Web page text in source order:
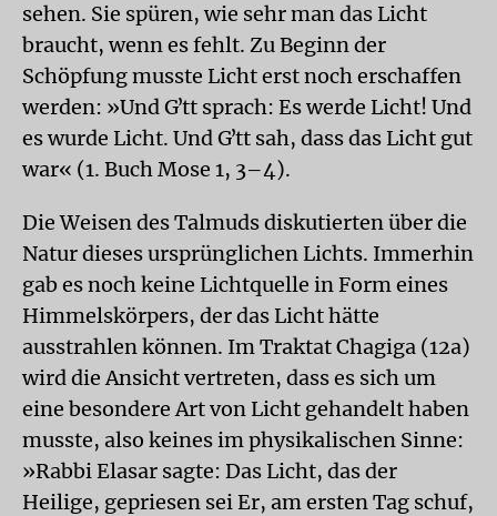
sehen. Sie spüren, wie sehr man das Licht
braucht, wenn es fehlt. Zu Beginn der
Schöpfung musste Licht erst noch erschaffen
werden: »Und Gʼtt sprach: Es werde Licht! Und
es wurde Licht. Und Gʼtt sah, dass das Licht gut
war« (1. Buch Mose 1, 3–4).
Die Weisen des Talmuds diskutierten über die
Natur dieses ursprünglichen Lichts. Immerhin
gab es noch keine Lichtquelle in Form eines
Himmelskörpers, der das Licht hätte
ausstrahlen können. Im Traktat Chagiga (12a)
wird die Ansicht vertreten, dass es sich um
eine besondere Art von Licht gehandelt haben
musste, also keines im physikalischen Sinne:
»Rabbi Elasar sagte: Das Licht, das der
Heilige, gepriesen sei Er, am ersten Tag schuf,